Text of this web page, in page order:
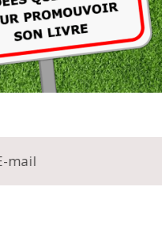
Une belle rencontre
qui se trouvent dans la
à contre-pied.
Il ne pouvait pas en
n’est pas prévisible et
ou l’inverse, le militaire